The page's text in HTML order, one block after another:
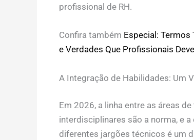
profissional de RH.
Confira também Especial:
e Verdades Que Profissionais
A Integração de Habilidades: Um
Em 2026, a linha entre as áreas
interdisciplinares são a norma, e
diferentes jargões técnicos é um